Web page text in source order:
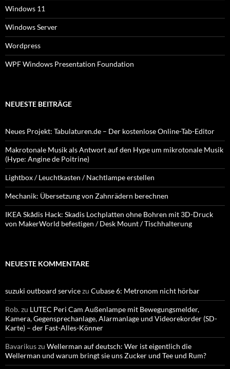
Windows 11
Windows Server
Wordpress
WPF Windows Presentation Foundation
NEUESTE BEITRÄGE
Neues Projekt: Tabulaturen.de – Der kostenlose Online-Tab-Editor
Makrotonale Musik als Antwort auf den Hype um mikrotonale Musik
(Hype: Angine de Poitrine)
Lightbox / Leuchtkasten / Nachtlampe erstellen
Mechanik: Übersetzung von Zahnrädern berechnen
IKEA Skådis Hack: Skadis Lochplatten ohne Bohren mit 3D-Druck
von MakerWorld befestigen / Desk Mount / Tischhalterung
NEUESTE KOMMENTARE
suzuki outboard servicezu Cubase 6: Metronom nicht hörbar
Rob.zu LUTEC Peri Cam Außenlampe mit Bewegungsmelder,
Kamera, Gegensprechanlage, Alarmanlage und Videorekorder (SD-
Karte) – der Fast-Alles-Könner
Bavarikuszu Wellerman auf deutsch: Wer ist eigentlich die
Wellerman und warum bringt sie uns Zucker und Tee und Rum?